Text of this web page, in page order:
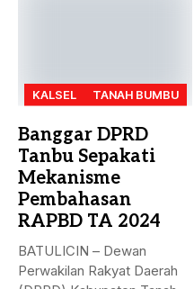
KALSEL TANAH BUMBU
Banggar DPRD
Tanbu Sepakati
Mekanisme
Pembahasan
RAPBD TA 2024
BATULICIN – Dewan
Perwakilan Rakyat Daerah